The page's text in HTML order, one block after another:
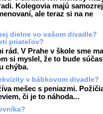
Kolegovia majú
ale teraz si na ne
dielne vo vašom divadle?
priateľov?
rád. V Prahe v škole sme
si myslel, že to bude
chýba.
v bábkovom divadle?
mešec s peniazmi.
či je to náhoda...